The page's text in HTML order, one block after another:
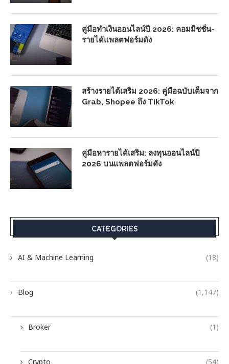
คู่มือทำเงินออนไลน์ปี 2026: คอมมิชชั่น-
รายได้แพลตฟอร์มดัง
สร้างรายได้เสริม 2026: คู่มือฉบับเต็มจาก
Grab, Shopee ถึง TikTok
คู่มือหารายได้เสริม: ลงทุนออนไลน์ปี
2026 บนแพลตฟอร์มดัง
CATEGORIES
AI & Machine Learning (18)
Blog (1,147)
Broker (1)